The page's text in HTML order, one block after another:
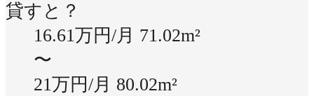
貸すと？
16.61万円/月 71.02m²
〜
21万円/月 80.02m²